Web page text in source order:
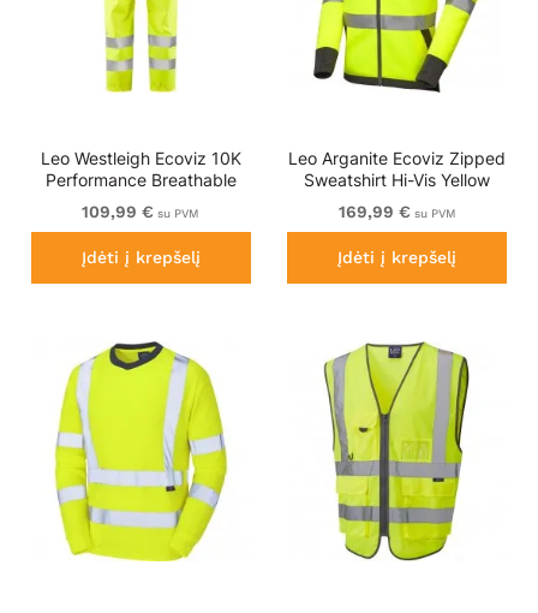
Leo Westleigh Ecoviz 10K
Performance Breathable
Overtrouser Hi-Vis Yellow
109,99 € su PVM
Įdėti į krepšelį
Leo Arganite Ecoviz Zipped
Sweatshirt Hi-Vis Yellow
169,99 € su PVM
Įdėti į krepšelį